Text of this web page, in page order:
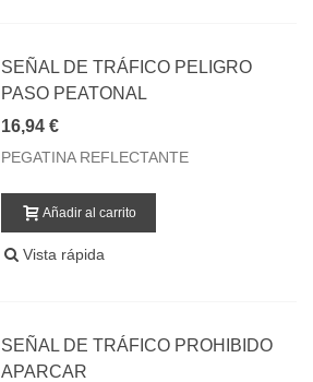
SEÑAL DE TRÁFICO PELIGRO
PASO PEATONAL
16,94 €
PEGATINA REFLECTANTE
Añadir al carrito
Vista rápida
SEÑAL DE TRÁFICO PROHIBIDO
APARCAR